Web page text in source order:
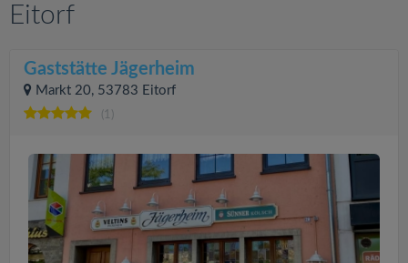
Eitorf
Gaststätte Jägerheim
Markt 20, 53783 Eitorf
(1)